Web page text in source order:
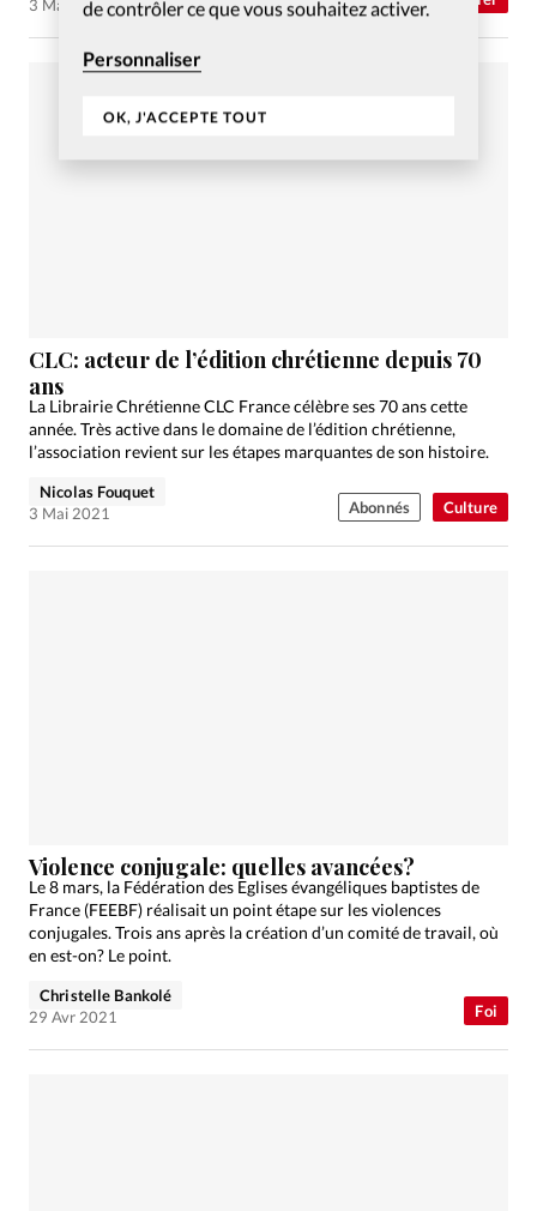
de contrôler ce que vous souhaitez activer.
Personnaliser
OK, J'ACCEPTE TOUT
3 Mai 2021
Culture
CLC: acteur de l’édition chrétienne depuis 70
ans
La Librairie Chrétienne CLC France célèbre ses 70 ans cette
année. Très active dans le domaine de l’édition chrétienne,
l’association revient sur les étapes marquantes de son histoire.
Nicolas Fouquet
3 Mai 2021
Abonnés
Foi
Violence conjugale: quelles avancées?
Le 8 mars, la Fédération des Eglises évangéliques baptistes de
France (FEEBF) réalisait un point étape sur les violences
conjugales. Trois ans après la création d’un comité de travail, où
en est-on? Le point.
Christelle Bankolé
29 Avr 2021